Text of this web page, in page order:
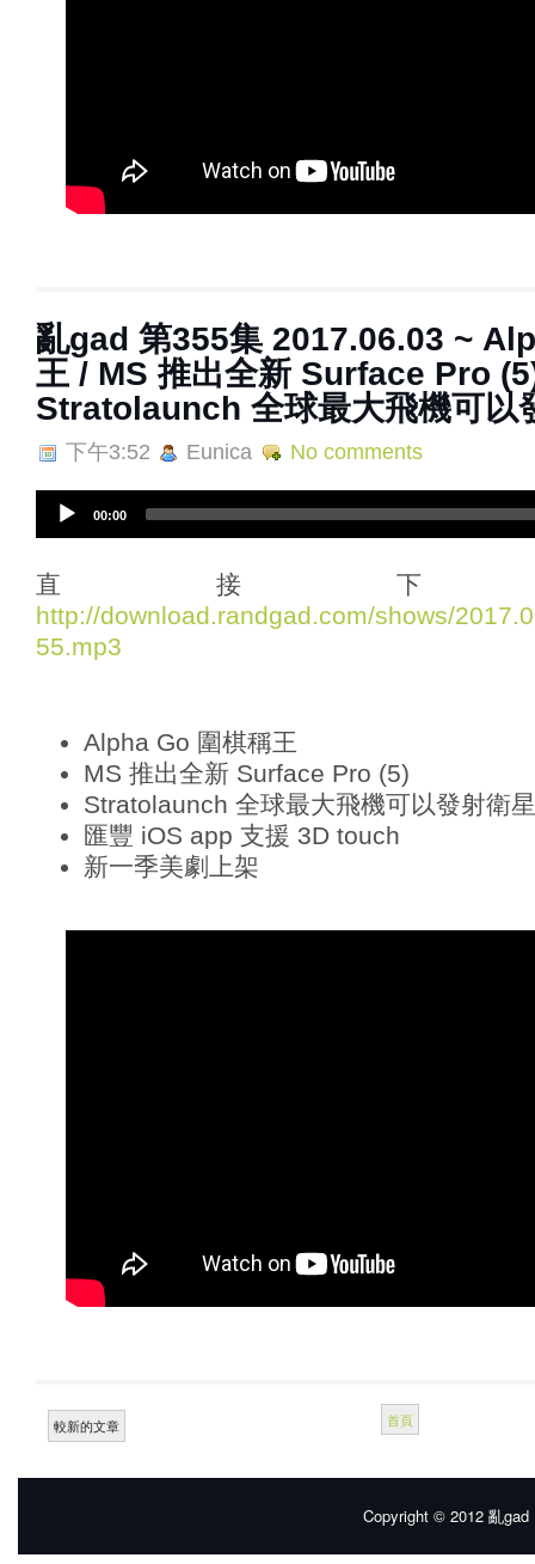
亂gad 第355集 2017.06.03 ~
王 / MS 推出全新 Surface Pro
Stratolaunch 全球最大飛機可以
下午3:52 Eunica No comments
i
o
P
l
00:00
直接
http://download.randgad.com/shows/
55.mp3
Alpha Go 圍棋稱王
MS 推出全新 Surface Pro (5)
Stratolaunch 全球最大飛機可以發射衛星
匯豐 iOS app 支援 3D touch
新一季美劇上架
較新的文章 首頁
Copyright © 2012 亂gad